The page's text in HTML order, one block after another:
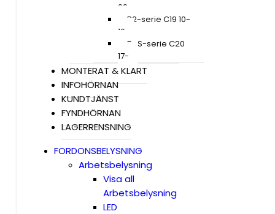
09
R2-serie C19 10-
16
R+S-serie C20
17-
MONTERAT & KLART
INFOHÖRNAN
KUNDTJÄNST
FYNDHÖRNAN
LAGERRENSNING
FORDONSBELYSNING
Arbetsbelysning
Visa all
Arbetsbelysning
LED